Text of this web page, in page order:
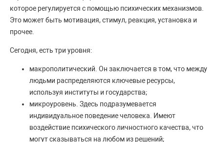
которое регулируется с помощью психических механизмов.
Это может быть мотивация, стимул, реакция, установка и
прочее.
Сегодня, есть три уровня:
макрополитический. Он заключается в том, что между
людьми распределяются ключевые ресурсы,
используя институты и государства;
микроуровень. Здесь подразумевается
индивидуальное поведение человека. Имеют
воздействие психического личностного качества, что
могут сказываться на любом из решений;